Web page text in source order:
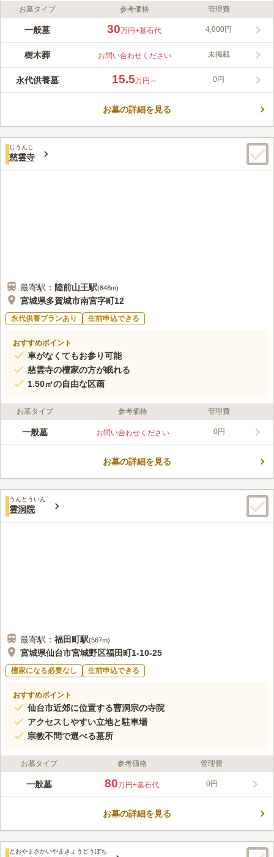
お墓タイプ 参考価格 管理費
一般墓 30万円+墓石代 4,000円
樹木葬 お問い合わせください 未掲載
永代供養墓 15.5万円～ 0円
お墓の詳細を見る
じうんじ
慈雲寺
最寄駅： 陸前山王駅(848m)
宮城県多賀城市南宮字町12
永代供養プランあり 生前申込できる
おすすめポイント
車がなくてもお参り可能
慈雲寺の檀家の方が眠れる
1.50㎡の自由な区画
お墓タイプ 参考価格 管理費
一般墓 お問い合わせください 0円
お墓の詳細を見る
うんとういん
雲洞院
最寄駅： 福田町駅(567m)
宮城県仙台市宮城野区福田町1-10-25
檀家になる必要なし 生前申込できる
おすすめポイント
仙台市近郊に位置する曹洞宗の寺院
アクセスしやすい立地と駐車場
宗教不問で選べる墓所
お墓タイプ 参考価格 管理費
一般墓 80万円+墓石代 0円
お墓の詳細を見る
とおやまさかいやまきょうどうぼち